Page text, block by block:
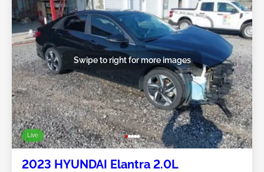
Live
Swipe to right for more images
2023 HYUNDAI Elantra 2.0L